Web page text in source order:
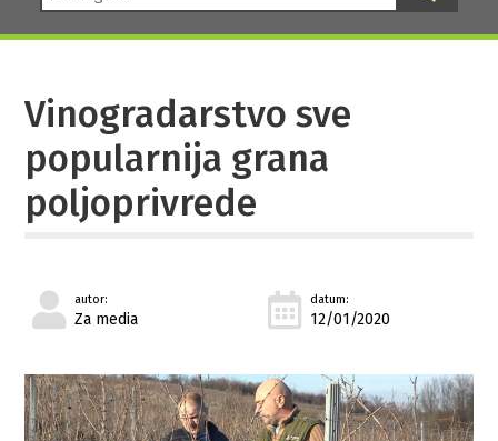
Vinogradarstvo sve
popularnija grana
poljoprivrede
autor:
Za media
datum:
12/01/2020